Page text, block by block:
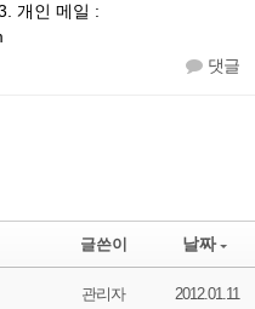
개인 메일 :
댓글
글쓴이 날짜
관리자 2012.01.11